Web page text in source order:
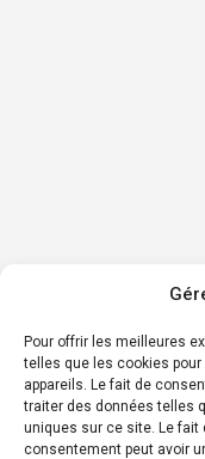
Pour offrir les meilleures
telles que les cookies
appareils. Le fait de
traiter des données telles
uniques sur ce site. Le fait
consentement peut avoir